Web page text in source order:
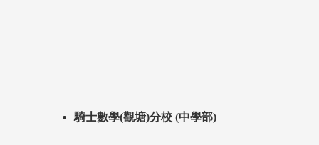
騎士數學(觀塘)分校 (中學部)